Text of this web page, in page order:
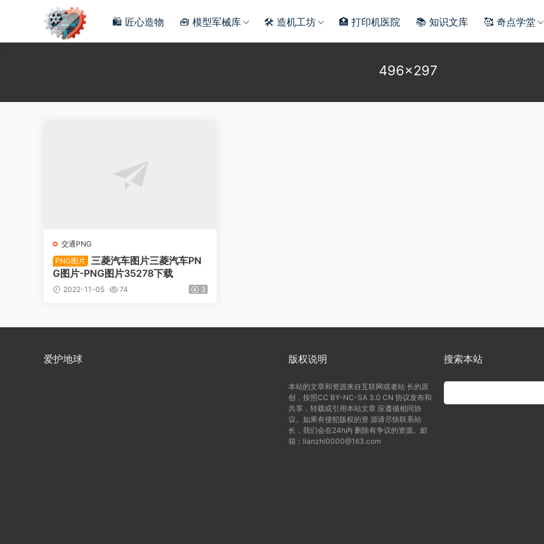
🛍️ 匠心造物 🧰 模型军械库 🛠️ 造机工坊 🏥 打印机医院 📚 知识文库 🥰 奇点学堂
496×297
交通PNG
PNG图片 三菱汽车图片三菱汽车PN
G图片-PNG图片35278下载
2022-11-05 74 3
爱护地球 版权说明
本站的文章和资源来自互联网或者站 长的原
创，按照CC BY-NC-SA 3.0 CN 协议发布和
共享，转载或引用本站文章 应遵循相同协
议。如果有侵犯版权的资 源请尽快联系站
长，我们会在24h内 删除有争议的资源。邮
箱：lianzhi0000@163.com
搜索本站